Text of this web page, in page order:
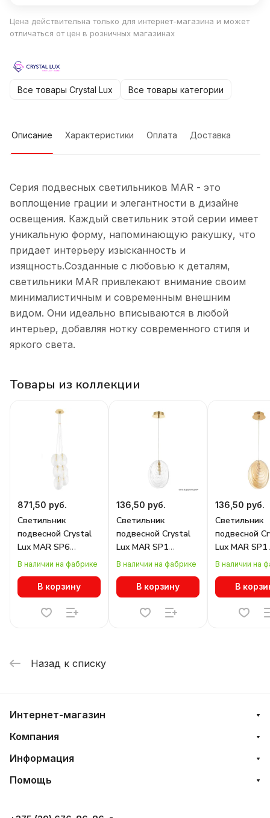
Цена действительна только для интернет-магазина и может
отличаться от цен в розничных магазинах
Все товары Crystal Lux Все товары категории
Описание Характеристики Оплата Доставка
Серия подвесных светильников MAR - это
воплощение грации и элегантности в дизайне
освещения. Каждый светильник этой серии имеет
уникальную форму, напоминающую ракушку, что
придает интерьеру изысканность и
изящность.Созданные с любовью к деталям,
светильники MAR привлекают внимание своим
минималистичным и современным внешним
видом. Они идеально вписываются в любой
интерьер, добавляя нотку современного стиля и
яркого света.
Товары из коллекции
871,50 руб.
Светильник
подвесной Crystal
Lux MAR SP6
TRANSPARENTE
В наличии на фабрике
В корзину
136,50 руб.
Светильник
подвесной Crystal
Lux MAR SP1
TRANSPARENTE
В наличии на фабрике
В корзину
136,50 руб.
Светильник
подвесной
Lux MAR SP1
В наличии на
В
Назад к списку
Интернет-магазин
Компания
Информация
Помощь